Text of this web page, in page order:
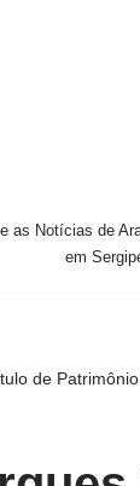
as Notícias de
em
de